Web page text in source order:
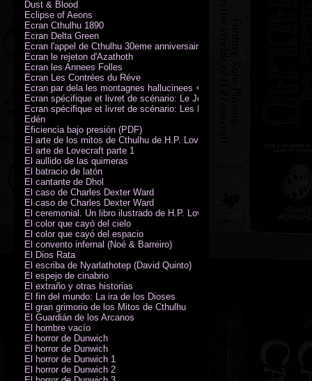
Dust & Blood
Eclipse of Aeons
Ecran Cthulhu 1890
Ecran Delta Green
Ecran l'appel de Cthulhu 30eme anniversaire
Ecran le rejeton d'Azathoth
Ecran les Annees Folles
Ecran Les Contrées du Réve
Ecran par dela les montagnes hallucinees + kit d'expedition
Ecran spécifique et livret de scénario: Le Jour de la Bête
Ecran spécifique et livret de scénario: Les Masques de Nyarlathotep
Edén
Eficiencia bajo presión (PDF)
El arte de los mitos de Cthulhu de H.P. Lovecraft
El arte de Lovecraft parte 1
El aullido de las quimeras
El batracio de latón
El cantante de Dhol
El caso de Charles Dexter Ward
El caso de Charles Dexter Ward
El ceremonial. Un libro ilustrado de H.P. Lovecraft
El color que cayó del cielo
El color que cayó del espacio
El convento infernal (Noé & Barreiro)
El Dios Rata
El escriba de Nyarlathotep (David Quinto)
El espejo de cinabrio
El extraño y otras historias
El fin del mundo: La ira de los Dioses
El gran grimorio de los Mitos de Cthulhu
El Guardián de los Arcanos
El hombre vacío
El horror de Dunwich
El horror de Dunwich
El horror de Dunwich 1
El horror de Dunwich 2